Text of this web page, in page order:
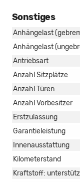
Sonstiges
Anhängelast
Anhängelast
Antriebsart
Anzahl Sitzplätze
Anzahl Türen
Anzahl Vorbesitzer
Erstzulassung
Garantieleistung
Innenausstattung
Kilometerstand
Kraftstoff: